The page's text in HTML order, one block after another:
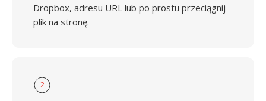
Dropbox, adresu URL lub po prostu przeciągnij
plik na stronę.
2